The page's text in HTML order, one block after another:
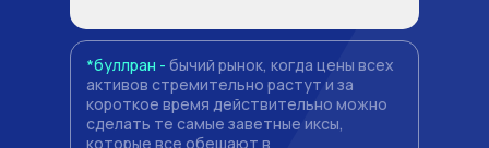
*буллран - бычий рынок, когда цены всех
активов стремительно растут и за
короткое время действительно можно
сделать те самые заветные иксы,
которые все обещают в